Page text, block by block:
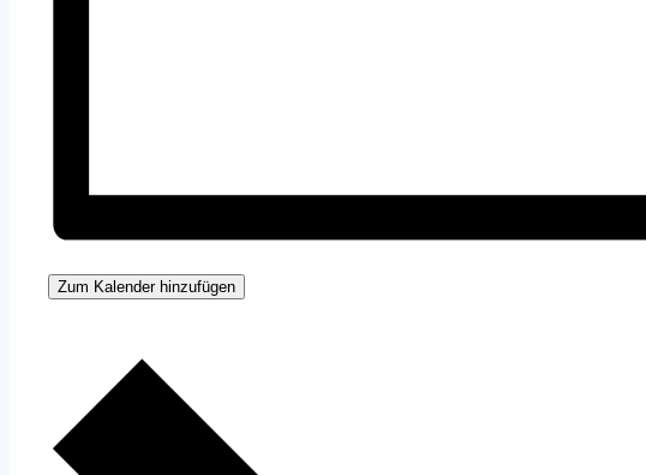
Zum Kalender hinzufügen